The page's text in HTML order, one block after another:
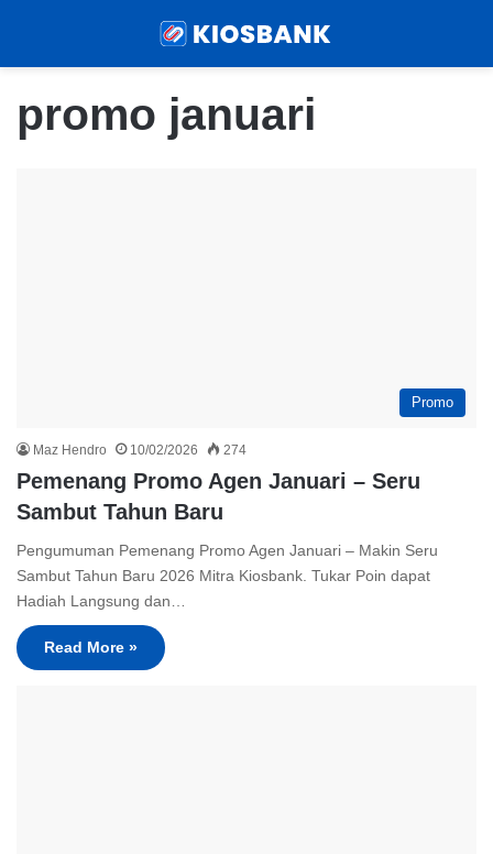
promo januari
Promo
Maz Hendro 10/02/2026 274
Pemenang Promo Agen Januari – Seru
Sambut Tahun Baru
Pengumuman Pemenang Promo Agen Januari – Makin Seru
Sambut Tahun Baru 2026 Mitra Kiosbank. Tukar Poin dapat
Hadiah Langsung dan…
Read More »